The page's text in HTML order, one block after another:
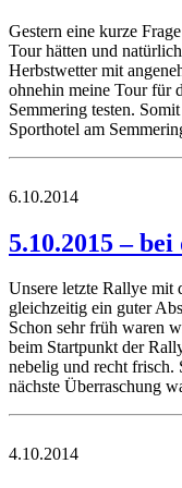
Gestern eine kurze
Tour hätten und
Herbstwetter mit
ohnehin meine Tour für
Semmering testen.
Sporthotel am
6.10.2014
5.10.2015 –
Unsere letzte Rallye mit
gleichzeitig ein guter
Schon sehr früh waren
beim Startpunkt der
nebelig und recht frisch.
nächste Überraschung
4.10.2014